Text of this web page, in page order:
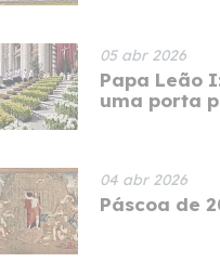
05 abr 2026
Papa Leão
uma porta
04 abr 2026
Páscoa de